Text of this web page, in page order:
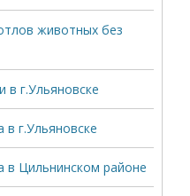
животных без
в г.Ульяновске
г.Ульяновске
в Цильнинском районе